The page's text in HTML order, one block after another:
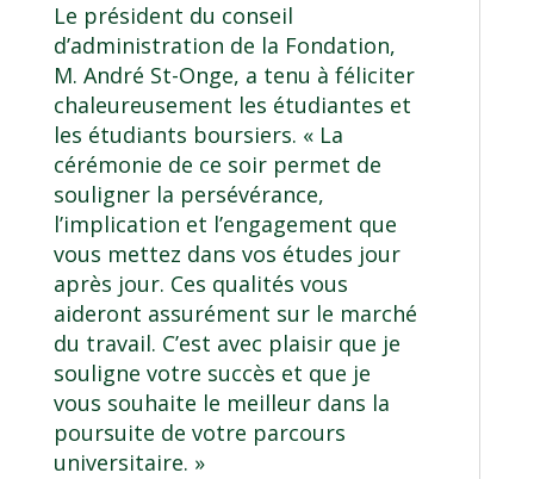
Le président du conseil
d’administration de la Fondation,
M. André St-Onge, a tenu à féliciter
chaleureusement les étudiantes et
les étudiants boursiers. « La
cérémonie de ce soir permet de
souligner la persévérance,
l’implication et l’engagement que
vous mettez dans vos études jour
après jour. Ces qualités vous
aideront assurément sur le marché
du travail. C’est avec plaisir que je
souligne votre succès et que je
vous souhaite le meilleur dans la
poursuite de votre parcours
universitaire. »